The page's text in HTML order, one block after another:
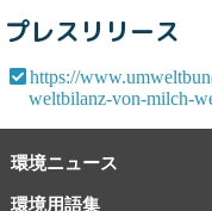
プレスリリース
https://
weltbilanz-von-milch-
環境ニュース
環境用語集